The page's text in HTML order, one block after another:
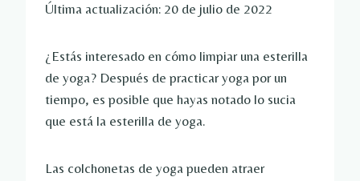
Última actualización: 20 de julio de 2022
¿Estás interesado en cómo limpiar una esterilla
de yoga? Después de practicar yoga por un
tiempo, es posible que hayas notado lo sucia
que está la esterilla de yoga.
Las colchonetas de yoga pueden atraer